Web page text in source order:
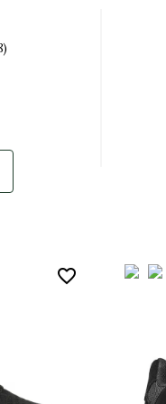
favorite_border